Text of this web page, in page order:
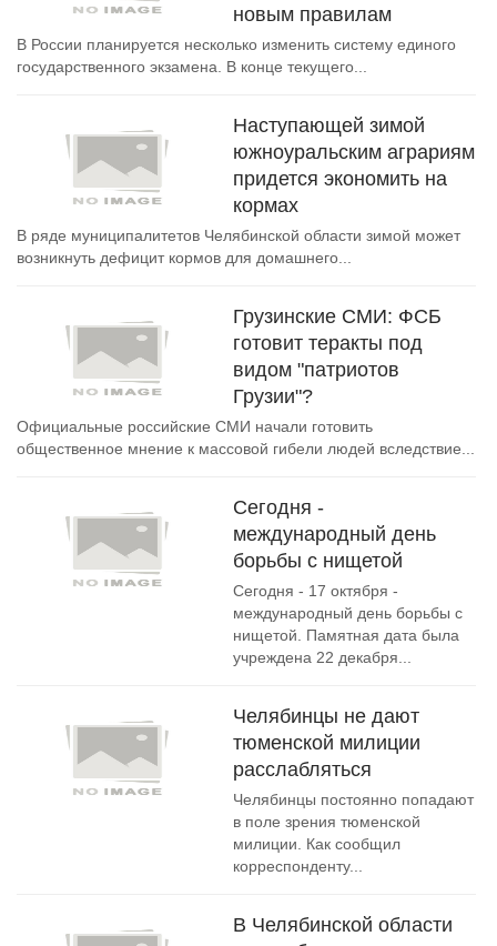
новым правилам
В России планируется несколько изменить систему единого
государственного экзамена. В конце текущего...
Наступающей зимой
южноуральским аграриям
придется экономить на
кормах
В ряде муниципалитетов Челябинской области зимой может
возникнуть дефицит кормов для домашнего...
Грузинские СМИ: ФСБ
готовит теракты под
видом "патриотов
Грузии"?
Официальные российские СМИ начали готовить
общественное мнение к массовой гибели людей вследствие...
Сегодня -
международный день
борьбы с нищетой
Сегодня - 17 октября -
международный день борьбы c
нищетой. Памятная дата была
учреждена 22 декабря...
Челябинцы не дают
тюменской милиции
расслабляться
Челябинцы постоянно попадают
в поле зрения тюменской
милиции. Как сообщил
корреспонденту...
В Челябинской области